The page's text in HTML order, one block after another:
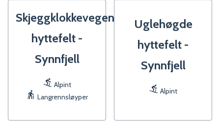
Skjeggklokkevegen
hyttefelt -
Synnfjell
Alpint
Langrennsløyper
Uglehøgde
hyttefelt -
Synnfjell
Alpint